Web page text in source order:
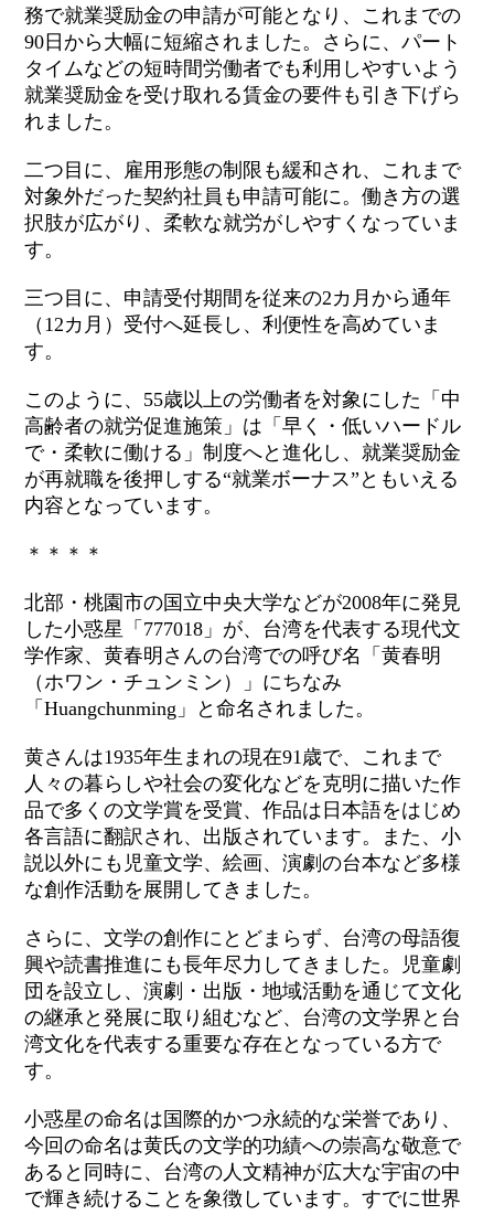
務で就業奨励金の申請が可能となり、これまでの
90日から大幅に短縮されました。さらに、パート
タイムなどの短時間労働者でも利用しやすいよう
就業奨励金を受け取れる賃金の要件も引き下げら
れました。
二つ目に、雇用形態の制限も緩和され、これまで
対象外だった契約社員も申請可能に。働き方の選
択肢が広がり、柔軟な就労がしやすくなっていま
す。
三つ目に、申請受付期間を従来の2カ月から通年
（12カ月）受付へ延長し、利便性を高めていま
す。
このように、55歳以上の労働者を対象にした「中
高齢者の就労促進施策」は「早く・低いハードル
で・柔軟に働ける」制度へと進化し、就業奨励金
が再就職を後押しする“就業ボーナス”ともいえる
内容となっています。
＊＊＊＊
北部・桃園市の国立中央大学などが2008年に発見
した小惑星「777018」が、台湾を代表する現代文
学作家、黄春明さんの台湾での呼び名「黄春明
（ホワン・チュンミン）
」にちなみ
「Huangchunming」と命名されました。
黄さんは1935年生まれの現在91歳で、これまで
人々の暮らしや社会の変化などを克明に描いた作
品で多くの文学賞を受賞、作品は日本語をはじめ
各言語に翻訳され、出版されています。また、小
説以外にも児童文学、絵画、演劇の台本など多様
な創作活動を展開してきました。
さらに、文学の創作にとどまらず、台湾の母語復
興や読書推進にも長年尽力してきました。児童劇
団を設立し、演劇・出版・地域活動を通じて文化
の継承と発展に取り組むなど、台湾の文学界と台
湾文化を代表する重要な存在となっている方で
す。
小惑星の命名は国際的かつ永続的な栄誉であり、
今回の命名は黄氏の文学的功績への崇高な敬意で
あると同時に、台湾の人文精神が広大な宇宙の中
で輝き続けることを象徴しています。すでに世界